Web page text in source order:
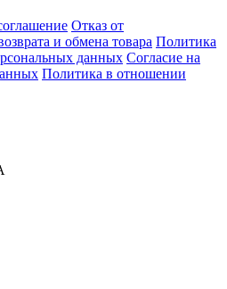
Отказ от
и обмена товара Политика
данных Согласие на
Политика в отношении